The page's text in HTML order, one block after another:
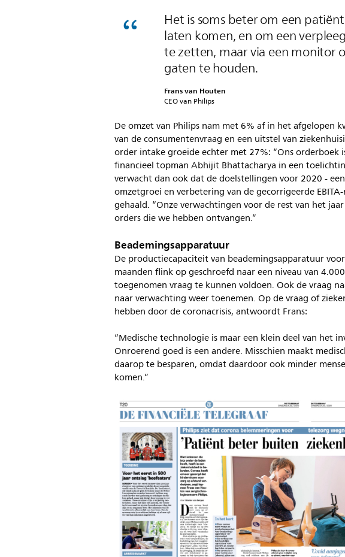
Het is soms beter om een
laten komen, en om een
te zetten, maar via een monitor
gaten te houden.
Frans van Houten
CEO van Philips
De omzet van Philips nam met 6% af in het afgelopen
van de consumentenvraag en een uitstel van
order intake groeide echter met 27%: “Ons orderboek
financieel topman Abhijit Bhattacharya in een
verwacht dan ook dat de doelstellingen voor 2020 -
omzetgroei en verbetering van de gecorrigeerde
gehaald. “Onze verwachtingen voor de rest van het
orders die we hebben ontvangen.”
Beademingsapparatuur
De productiecapaciteit van beademingsapparatuur
maanden flink op geschroefd naar een niveau van
toegenomen vraag te kunnen voldoen. Ook de vraag
naar verwachting weer toenemen. Op de vraag of
hebben door de coronacrisis, antwoordt Frans:
“Medische technologie is maar een klein deel van het
Onroerend goed is een andere. Misschien maakt
daarop te besparen, omdat daardoor ook minder
komen.”